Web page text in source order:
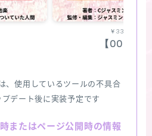
￥330
【002】
、使用しているツールの不具合
デート後に実装予定です
またはページ公開時の情報